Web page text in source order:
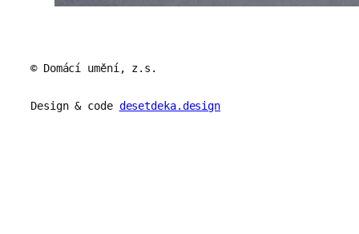
© Domácí umění, z.s.
Design & code desetdeka.design